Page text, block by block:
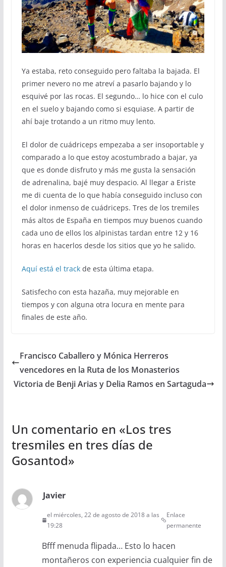
Ya estaba, reto conseguido pero faltaba la bajada. El
primer nevero no me atreví a pasarlo bajando y lo
esquivé por las rocas. El segundo… lo hice con el culo
en el suelo y bajando como si esquiase. A partir de
ahí baje trotando a un ritmo muy lento.
El dolor de cuádriceps empezaba a ser insoportable y
comparado a lo que estoy acostumbrado a bajar, ya
que es donde disfruto y más me gusta la sensación
de adrenalina, bajé muy despacio. Al llegar a Eriste
me di cuenta de lo que había conseguido incluso con
el dolor inmenso de cuádriceps. Tres de los tremiles
más altos de España en tiempos muy buenos cuando
cada uno de ellos los alpinistas tardan entre 12 y 16
horas en hacerlos desde los sitios que yo he salido.
Aquí está el trackde esta última etapa.
Satisfecho con esta hazaña, muy mejorable en
tiempos y con alguna otra locura en mente para
finales de este año.
Francisco Caballero y Mónica Herreros
vencedores en la Ruta de los Monasterios
Victoria de Benji Arias y Delia Ramos en Sartaguda
Un comentario en «Los tres
tresmiles en tres días de
Gosantod»
Javier
el miércoles, 22 de agosto de 2018 a las
19:28
Enlace
permanente
Bfff menuda flipada… Esto lo hacen
montañeros con experiencia cualquier fin de